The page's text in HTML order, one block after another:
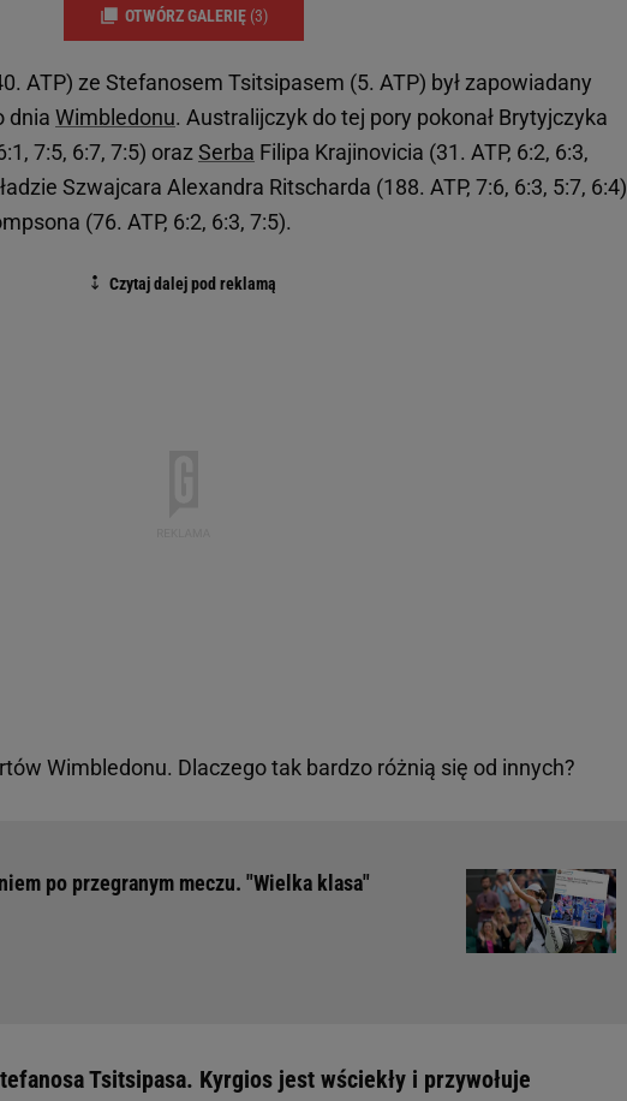
OTWÓRZ GALERIĘ (3)
ATP) ze Stefanosem Tsitsipasem (5. ATP) był zapowiadany
dnia Wimbledonu. Australijczyk do tej pory pokonał Brytyjczyka
7:5, 6:7, 7:5) oraz Serba Filipa Krajinovicia (31. ATP, 6:2, 6:3,
Szwajcara Alexandra Ritscharda (188. ATP, 7:6, 6:3, 5:7, 6:4)
(76. ATP, 6:2, 6:3, 7:5).
Wimbledonu. Dlaczego tak bardzo różnią się od innych?
po przegranym meczu. "Wielka klasa"
Tsitsipasa. Kyrgios jest wściekły i przywołuje